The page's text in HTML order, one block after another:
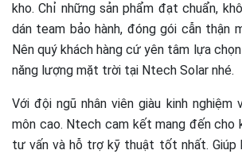
kho. Chỉ những sản phẩm đạt chuẩn,
dán team bảo hành, đóng gói cẫn thận
Nên quý khách hàng cứ yên tâm lựa
năng lượng mặt trời tại Ntech Solar nhé.
Với đội ngũ nhân viên giàu kinh nghiệm
môn cao. Ntech cam kết mang đến cho
tư vấn và hỗ trợ kỹ thuật tốt nhất. Giúp